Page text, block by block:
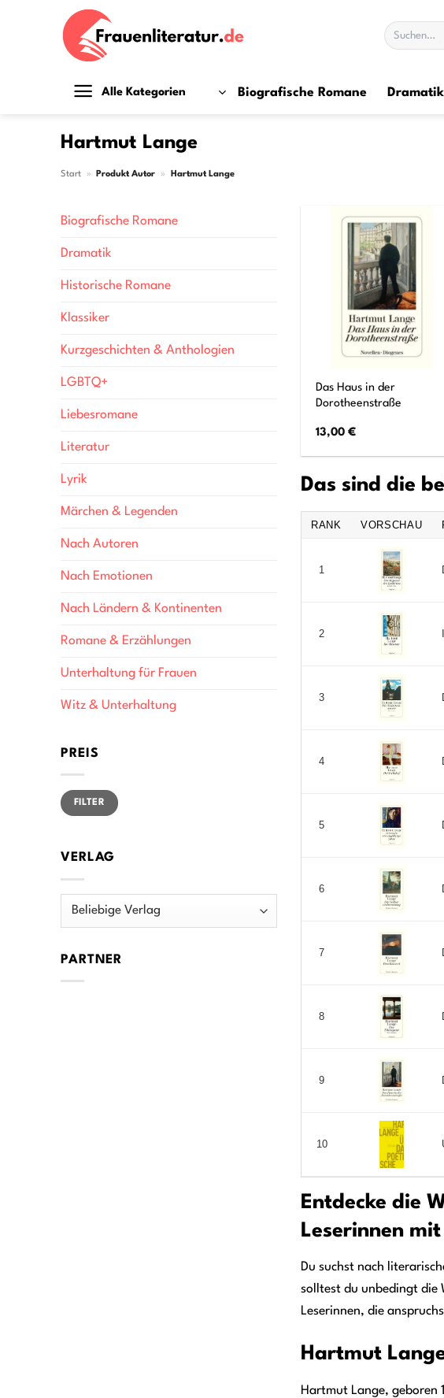
Suchen
nach:
Alle Kategorien Biografische Romane Dramatik
Hartmut Lange
Start » Produkt Autor » Hartmut Lange
Biografische Romane
Dramatik
Historische Romane
Klassiker
Kurzgeschichten & Anthologien
LGBTQ+
Liebesromane
Literatur
Lyrik
Märchen & Legenden
Nach Autoren
Nach Emotionen
Nach Ländern & Kontinenten
Romane & Erzählungen
Unterhaltung für Frauen
Witz & Unterhaltung
PREIS
Min.
Preis
Max.
PreisFILTER
VERLAG
PARTNER
Das Haus in der
Dorotheenstraße
13,00 €
Das sind die
RANK VORSCHAU
1
2
3
4
5
6
7
8
9
10
Entdecke die
Leserinnen
Du suchst nach
solltest du unbedingt die
Leserinnen, die
Hartmut
Hartmut Lange, geboren